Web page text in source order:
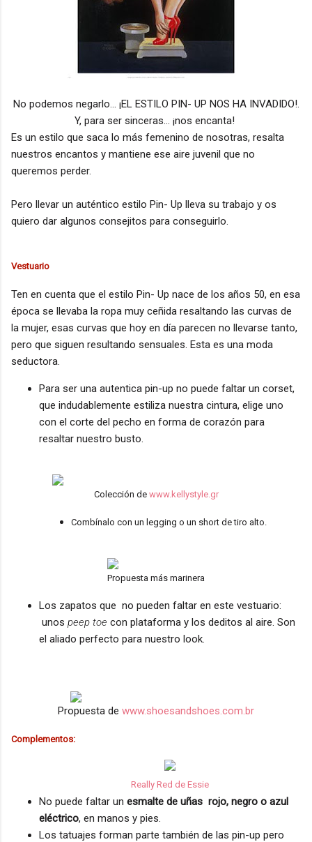
No podemos negarlo... ¡EL ESTILO PIN- UP NOS HA INVADIDO!.
Y, para ser sinceras... ¡nos encanta!
Es un estilo que saca lo más femenino de nosotras, resalta
nuestros encantos y mantiene ese aire juvenil que no
queremos perder.
Pero llevar un auténtico estilo Pin- Up lleva su trabajo y os
quiero dar algunos consejitos para conseguirlo.
Vestuario
Ten en cuenta que el estilo Pin- Up nace de los años 50, en esa
época se llevaba la ropa muy ceñida resaltando las curvas de
la mujer, esas curvas que hoy en día parecen no llevarse tanto,
pero que siguen resultando sensuales. Esta es una moda
seductora.
Para ser una autentica pin-up no puede faltar un corset,
que indudablemente estiliza nuestra cintura, elige uno
con el corte del pecho en forma de corazón para
resaltar nuestro busto.
Colección de www.kellystyle.gr
Combínalo con un legging o un short de tiro alto.
Propuesta más marinera
Los zapatos que no pueden faltar en este vestuario:
unos peep toe con plataforma y los deditos al aire. Son
el aliado perfecto para nuestro look.
Propuesta de www.shoesandshoes.com.br
Complementos:
Really Red de Essie
No puede faltar un esmalte de uñas rojo, negro o azul
eléctrico, en manos y pies.
Los tatuajes forman parte también de las pin-up pero